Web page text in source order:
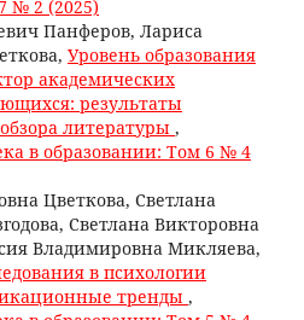
№ 2 (2025)
Панферов, Лариса
Уровень образования
академических
результаты
литературы ,
в образовании: Том 6 № 4
Цветкова, Светлана
Светлана Викторовна
Владимировна Микляева,
в психологии
тренды ,